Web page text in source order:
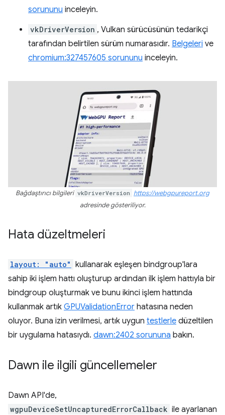
sorununu inceleyin.
vkDriverVersion , Vulkan sürücüsünün tedarikçi
tarafından belirtilen sürüm numarasıdır. Belgeleri ve
chromium:327457605 sorununu inceleyin.
Bağdaştırıcı bilgileri vkDriverVersion https://webgpureport.org
adresinde gösteriliyor.
Hata düzeltmeleri
layout: "auto" kullanarak eşleşen bindgroup'lara
sahip iki işlem hattı oluşturup ardından ilk işlem hattıyla bir
bindgroup oluşturmak ve bunu ikinci işlem hattında
kullanmak artık GPUValidationError hatasına neden
oluyor. Buna izin verilmesi, artık uygun testlerle düzeltilen
bir uygulama hatasıydı. dawn:2402 sorununa bakın.
Dawn ile ilgili güncellemeler
Dawn API'de,
wgpuDeviceSetUncapturedErrorCallback ile ayarlanan